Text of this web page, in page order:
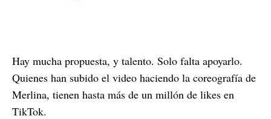
Hay mucha propuesta, y talento. Solo falta apoyarlo.
Quienes han subido el video haciendo la coreografía de
Merlina, tienen hasta más de un millón de likes en
TikTok.